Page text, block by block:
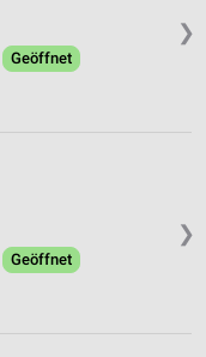
❯
Geöffnet
❯
Geöffnet